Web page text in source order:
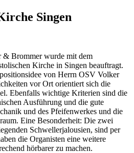
Singen
& Brommer wurde mit dem
Kirche in Singen beauftragt.
von Herrn OSV Volker
vor Ort orientiert sich die
Ebenfalls wichtige Kriterien sind die
Ausführung und die gute
und des Pfeifenwerkes und die
Eine Besonderheit: Die zwei
Schwellerjalousien, sind per
die Organisten eine weitere
hörbarer zu machen.